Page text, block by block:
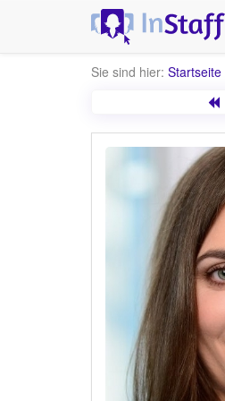
Sie sind hier: Startseite